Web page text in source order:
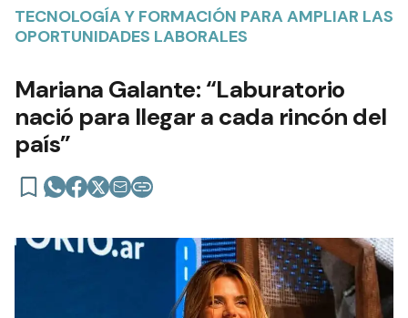
TECNOLOGÍA Y FORMACIÓN PARA AMPLIAR LAS
OPORTUNIDADES LABORALES
Mariana Galante: “Laburatorio
nació para llegar a cada rincón del
país”